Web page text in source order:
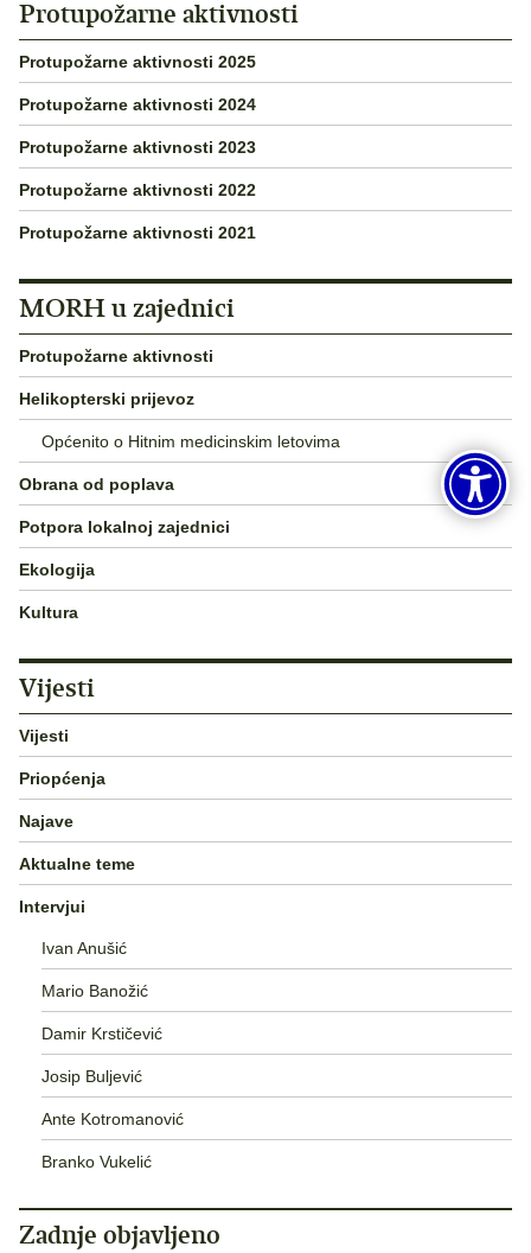
Protupožarne aktivnosti
Protupožarne aktivnosti 2025
Protupožarne aktivnosti 2024
Protupožarne aktivnosti 2023
Protupožarne aktivnosti 2022
Protupožarne aktivnosti 2021
MORH u zajednici
Protupožarne aktivnosti
Helikopterski prijevoz
Općenito o Hitnim medicinskim letovima
Obrana od poplava
Potpora lokalnoj zajednici
Ekologija
Kultura
Vijesti
Vijesti
Priopćenja
Najave
Aktualne teme
Intervjui
Ivan Anušić
Mario Banožić
Damir Krstičević
Josip Buljević
Ante Kotromanović
Branko Vukelić
Zadnje objavljeno